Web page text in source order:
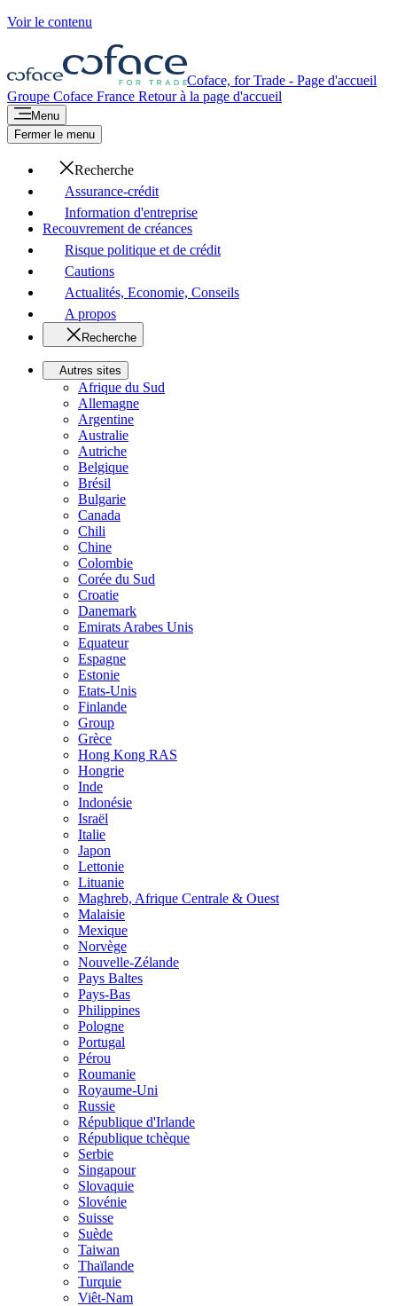
Voir le contenu
Coface, for Trade - Page d'accueil
Groupe Coface France Retour à la page d'accueil
Menu
Fermer le menu
Recherche
Assurance-crédit
Information d'entreprise
Recouvrement de créances
Risque politique et de crédit
Cautions
Actualités, Economie, Conseils
A propos
Recherche
Autres sites
Afrique du Sud
Allemagne
Argentine
Australie
Autriche
Belgique
Brésil
Bulgarie
Canada
Chili
Chine
Colombie
Corée du Sud
Croatie
Danemark
Emirats Arabes Unis
Equateur
Espagne
Estonie
Etats-Unis
Finlande
Group
Grèce
Hong Kong RAS
Hongrie
Inde
Indonésie
Israël
Italie
Japon
Lettonie
Lituanie
Maghreb, Afrique Centrale & Ouest
Malaisie
Mexique
Norvège
Nouvelle-Zélande
Pays Baltes
Pays-Bas
Philippines
Pologne
Portugal
Pérou
Roumanie
Royaume-Uni
Russie
République d'Irlande
République tchèque
Serbie
Singapour
Slovaquie
Slovénie
Suisse
Suède
Taiwan
Thaïlande
Turquie
Viêt-Nam